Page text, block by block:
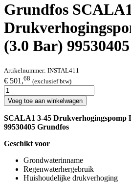
Grundfos
(3.0 Bar) 99530405
Artikelnummer: INSTAL411
€ 501,68 (exclusief btw)
Voeg toe aan winkelwagen
SCALA1 3-45 Drukverhogingspomp
99530405 Grundfos
Geschikt voor
Grondwaterinname
Regenwaterhergebruik
Huishoudelijke drukverhoging